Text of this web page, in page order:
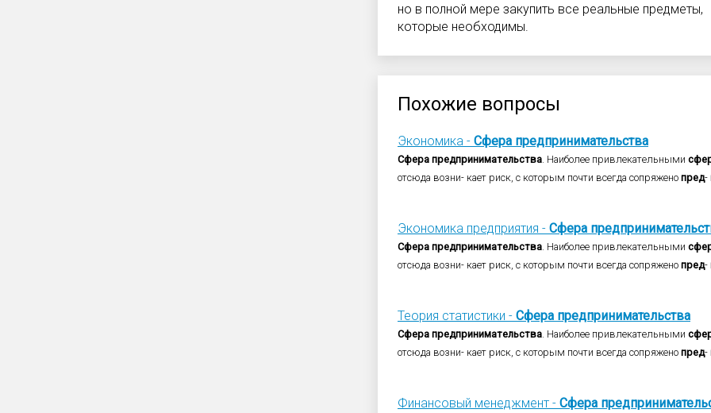
но в полной мере закупить все реальные предметы,
которые необходимы.
Похожие вопросы
Экономика - Сфера предпринимательства
Сфера предпринимательства. Наиболее привлекательными
отсюда возни- кает риск, с которым почти всегда сопряжено пред-
Экономика предприятия - Сфера
Сфера предпринимательства. Наиболее привлекательными
отсюда возни- кает риск, с которым почти всегда сопряжено пред-
Теория статистики - Сфера предпринимательства
Сфера предпринимательства. Наиболее привлекательными
отсюда возни- кает риск, с которым почти всегда сопряжено пред-
Финансовый менеджмент - Сфера